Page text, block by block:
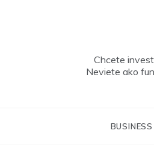
Chcete
Neviete ako
BUSINESS